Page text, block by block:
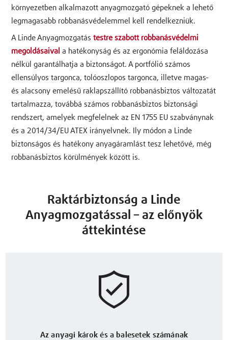
környezetben alkalmazott anyagmozgató gépeknek a lehető
legmagasabb robbanásvédelemmel kell rendelkezniük.
A Linde Anyagmozgatástestre szabott robbanásvédelmi
megoldásaival a hatékonyság és az ergonómia feláldozása
nélkül garantálhatja a biztonságot. A portfólió számos
ellensúlyos targonca, tolóoszlopos targonca, illetve magas-
és alacsony emelésű raklapszállító robbanásbiztos változatát
tartalmazza, továbbá számos robbanásbiztos biztonsági
rendszert, amelyek megfelelnek az EN 1755 EU szabványnak
és a 2014/34/EU ATEX irányelvnek. Ily módon a Linde
biztonságos és hatékony anyagáramlást tesz lehetővé, még
robbanásbiztos körülmények között is.
Raktárbiztonság a Linde
Anyagmozgatással – az előnyök
áttekintése
Az anyagi károk és a balesetek számának